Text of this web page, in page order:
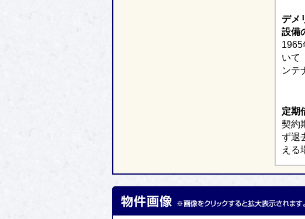
デメ
設備
1965
いて
ンテ
定期
契約
ず退
える